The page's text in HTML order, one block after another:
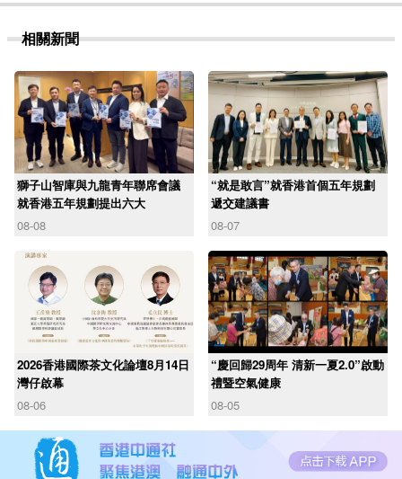
相關新聞
獅子山智庫與九龍青年聯席會議
就香港五年規劃提出六大
08-08
“就是敢言”就香港首個五年規劃
遞交建議書
08-07
2026香港國際茶文化論壇8月14日
灣仔啟幕
08-06
“慶回歸29周年 清新一夏2.0”啟動
禮暨空氣健康
08-05